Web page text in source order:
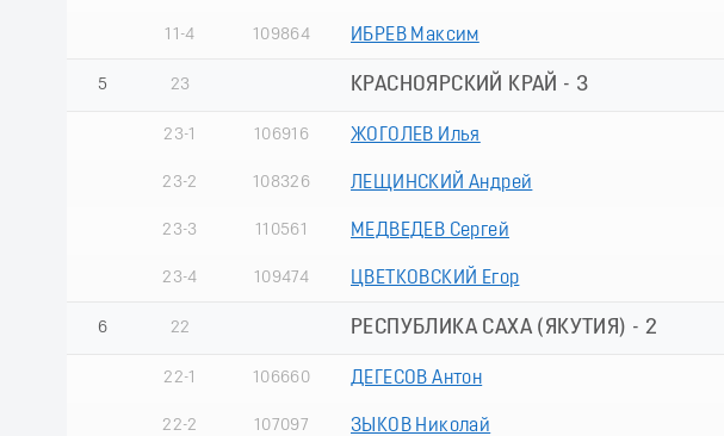
11-4 109864 ИБРЕВ Максим
5 23 КРАСНОЯРСКИЙ КРАЙ - 3
23-1 106916 ЖОГОЛЕВ Илья
23-2 108326 ЛЕЩИНСКИЙ Андрей
23-3 110561 МЕДВЕДЕВ Сергей
23-4 109474 ЦВЕТКОВСКИЙ Егор
6 22 РЕСПУБЛИКА САХА (ЯКУТИЯ) - 2
22-1 106660 ДЕГЕСОВ Антон
22-2 107097 ЗЫКОВ Николай